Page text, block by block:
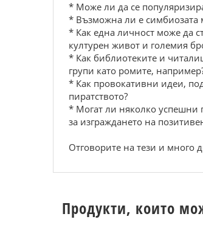
* Може ли да се
* Възможна ли е симбиозата
* Как една личност може да
културен живот и големия
* Как библиотеките и
групи като ромите,
* Как провокативни идеи,
пиратството?
* Могат ли няколко успешни
за изграждането на
Отговорите на тези и много
Продукти, които